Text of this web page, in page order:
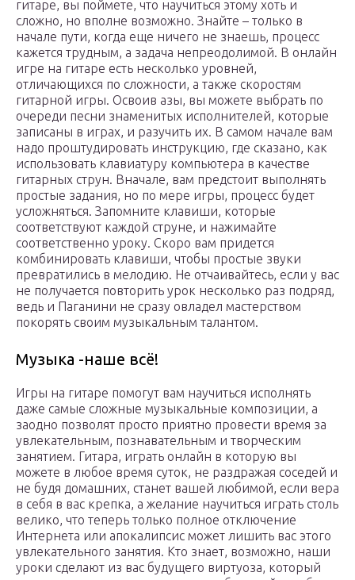
гитаре, вы поймете, что научиться этому хоть и
сложно, но вполне возможно. Знайте – только в
начале пути, когда еще ничего не знаешь, процесс
кажется трудным, а задача непреодолимой. В онлайн
игре на гитаре есть несколько уровней,
отличающихся по сложности, а также скоростям
гитарной игры. Освоив азы, вы можете выбрать по
очереди песни знаменитых исполнителей, которые
записаны в играх, и разучить их. В самом начале вам
надо проштудировать инструкцию, где сказано, как
использовать клавиатуру компьютера в качестве
гитарных струн. Вначале, вам предстоит выполнять
простые задания, но по мере игры, процесс будет
усложняться. Запомните клавиши, которые
соответствуют каждой струне, и нажимайте
соответственно уроку. Скоро вам придется
комбинировать клавиши, чтобы простые звуки
превратились в мелодию. Не отчаивайтесь, если у вас
не получается повторить урок несколько раз подряд,
ведь и Паганини не сразу овладел мастерством
покорять своим музыкальным талантом.
Музыка -наше всё!
Игры на гитаре помогут вам научиться исполнять
даже самые сложные музыкальные композиции, а
заодно позволят просто приятно провести время за
увлекательным, познавательным и творческим
занятием. Гитара, играть онлайн в которую вы
можете в любое время суток, не раздражая соседей и
не будя домашних, станет вашей любимой, если вера
в себя в вас крепка, а желание научиться играть столь
велико, что теперь только полное отключение
Интернета или апокалипсис может лишить вас этого
увлекательного занятия. Кто знает, возможно, наши
уроки сделают из вас будущего виртуоза, который